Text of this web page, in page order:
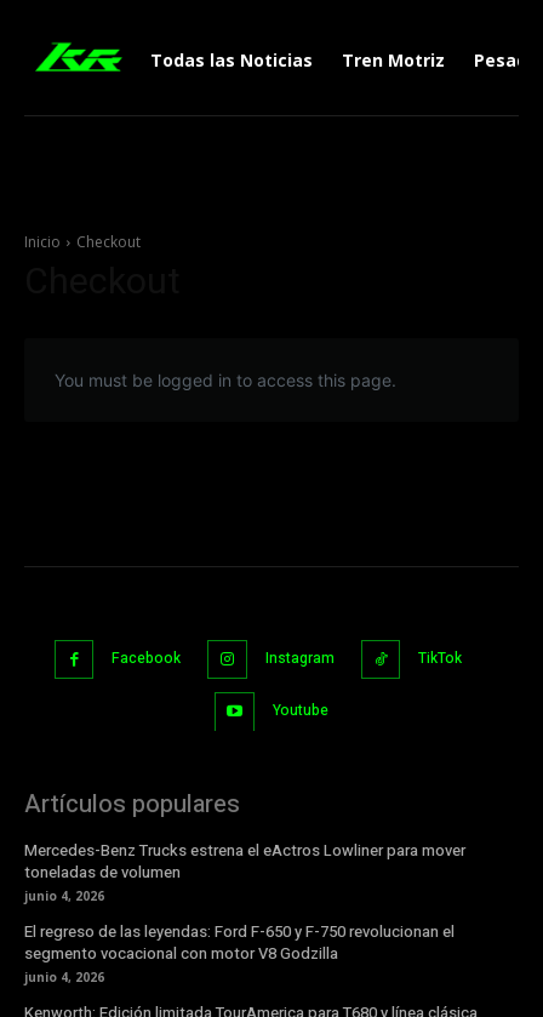
Todas las Noticias Tren Motriz
Inicio Checkout
You must be logged in to access this page.
Facebook Instagram TikTok
Youtube
Artículos populares
Mercedes-Benz Trucks estrena el eActros Lowliner para mover
toneladas de volumen
junio 4, 2026
El regreso de las leyendas: Ford F-650 y F-750 revolucionan el
segmento vocacional con motor V8 Godzilla
junio 4, 2026